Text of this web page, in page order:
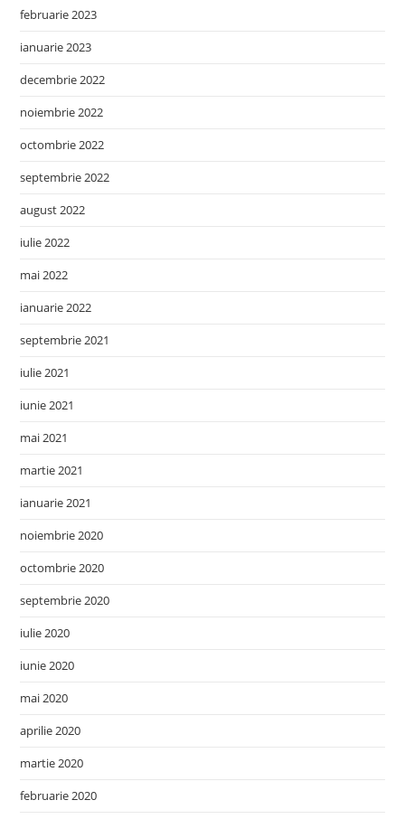
februarie 2023
ianuarie 2023
decembrie 2022
noiembrie 2022
octombrie 2022
septembrie 2022
august 2022
iulie 2022
mai 2022
ianuarie 2022
septembrie 2021
iulie 2021
iunie 2021
mai 2021
martie 2021
ianuarie 2021
noiembrie 2020
octombrie 2020
septembrie 2020
iulie 2020
iunie 2020
mai 2020
aprilie 2020
martie 2020
februarie 2020